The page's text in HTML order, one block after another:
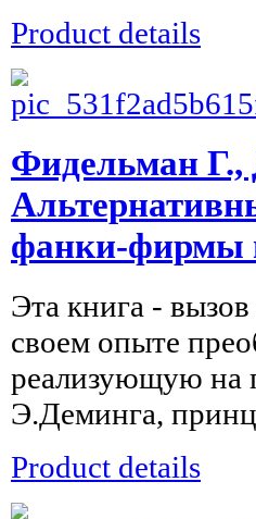
Product details
Фидельман
фанки-фирмы
Эта книга -
своем опыте
реализующую на
Э.Деминга,
Product details